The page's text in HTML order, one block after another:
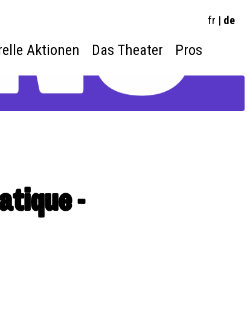
fr | de
Aktionen Das Theater Pros
-